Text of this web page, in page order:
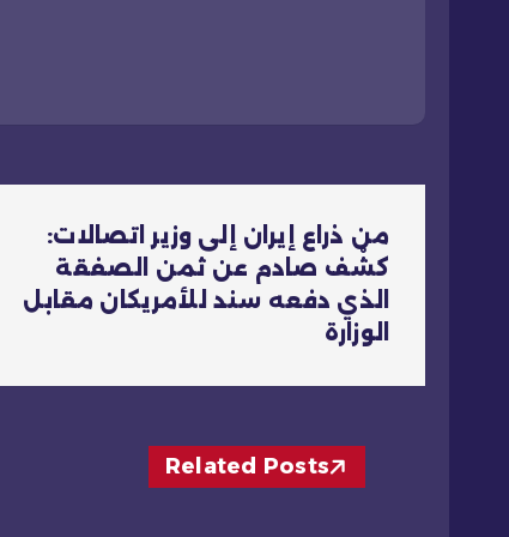
ص
فّ
من ذراع إيران إلى وزير اتصالات:
كشْف صادم عن ثمن الصفقة
الذي دفعه سند للأمريكان مقابل
الوزارة
Related Posts